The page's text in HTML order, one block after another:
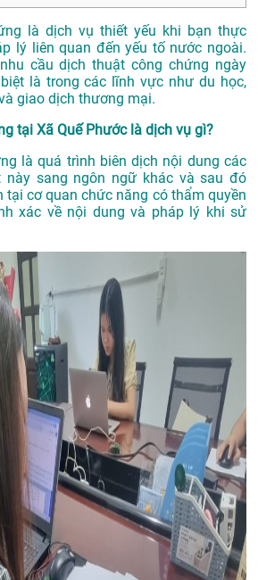
là dịch vụ thiết yếu khi bạn thực
lý liên quan đến yếu tố nước ngoài.
cầu dịch thuật công chứng ngày
là trong các lĩnh vực như du học,
giao dịch thương mại.
tại Xã Quế Phước là dịch vụ gì?
là quá trình biên dịch nội dung các
sang ngôn ngữ khác và sau đó
tại cơ quan chức năng có thẩm quyền
xác về nội dung và pháp lý khi sử